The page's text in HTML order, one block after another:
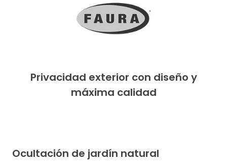
Privacidad exterior con diseño y
máxima calidad
Ocultación de jardín natural